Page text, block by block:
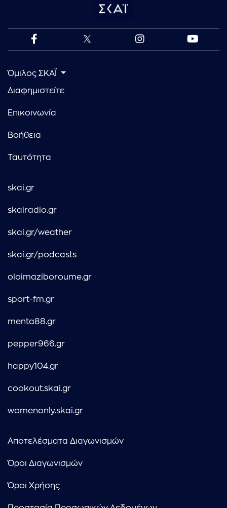
Όμιλος ΣΚΑΪ
Διαφημιστείτε
Επικοινωνία
Βοήθεια
Ταυτότητα
skai.gr
skairadio.gr
skai.gr/weather
skai.gr/podcasts
oloimaziboroume.gr
sport-fm.gr
menta88.gr
pepper966.gr
happy104.gr
cookout.skai.gr
womenonly.skai.gr
Αποτελέσματα Διαγωνισμών
Όροι Διαγωνισμών
Όροι Χρήσης